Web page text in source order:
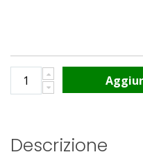
Descrizione